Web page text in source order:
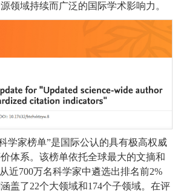
领域持续而广泛的国际学术影响力。
学家榜单”是国际公认的具有极高权威
体系。该榜单依托全球最大的文摘和
从近700万名科学家中遴选出排名前2%
盖了22个大领域和174个子领域。在评